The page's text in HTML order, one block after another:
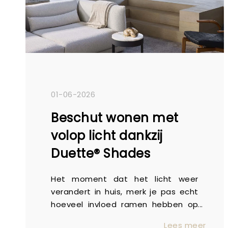
01-06-2026
Beschut wonen met
volop licht dankzij
Duette® Shades
Het moment dat het licht weer
verandert in huis, merk je pas echt
hoeveel invloed ramen hebben op
Lees meer